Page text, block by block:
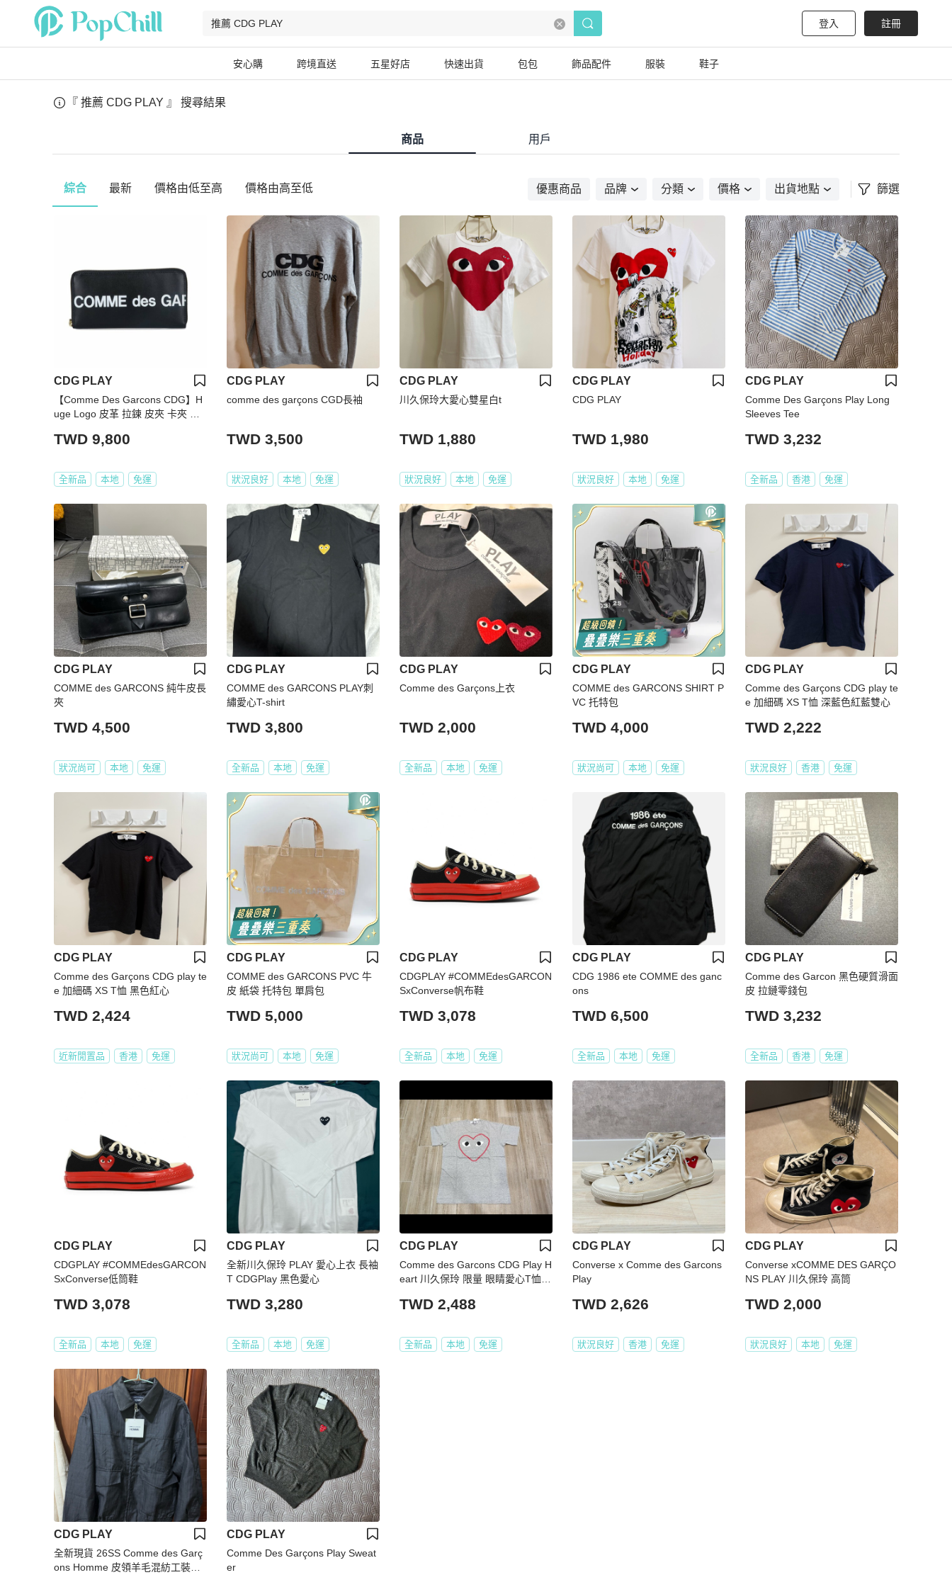
登入 註冊
安心購 跨境直送 五星好店 快速出貨 包包 飾品配件 服裝 鞋子
『 推薦 CDG PLAY 』 搜尋結果
商品 用戶
綜合 最新 價格由低至高 價格由高至低 優惠商品 品牌 分類 價格 出貨地點 篩選
CDG PLAY
【Comme Des Garcons CDG】H
uge Logo 皮革 拉鍊 皮夾 卡夾 零
TWD 9,800
全新品 本地 免運
CDG PLAY
comme des garçons CGD長袖
TWD 3,500
狀況良好 本地 免運
CDG PLAY
川久保玲大愛心雙星白t
TWD 1,880
狀況良好 本地 免運
CDG PLAY
CDG PLAY
TWD 1,980
狀況良好 本地 免運
CDG PLAY
Comme Des Garçons Play Long
Sleeves Tee
TWD 3,232
全新品 香港 免運
CDG PLAY
COMME des GARCONS 純牛皮長
夾
TWD 4,500
狀況尚可 本地 免運
CDG PLAY
COMME des GARCONS PLAY刺
繡愛心T-shirt
TWD 3,800
全新品 本地 免運
CDG PLAY
Comme des Garçons上衣
TWD 2,000
全新品 本地 免運
CDG PLAY
COMME des GARCONS SHIRT P
VC 托特包
TWD 4,000
狀況尚可 本地 免運
CDG PLAY
Comme des Garçons CDG play te
e 加細碼 XS T恤 深藍色紅藍雙心
TWD 2,222
狀況良好 香港 免運
CDG PLAY
Comme des Garçons CDG play te
e 加細碼 XS T恤 黑色紅心
TWD 2,424
近新閒置品 香港 免運
CDG PLAY
COMME des GARCONS PVC 牛
皮 紙袋 托特包 單肩包
TWD 5,000
狀況尚可 本地 免運
CDG PLAY
CDGPLAY #COMMEdesGARCON
SxConverse帆布鞋
TWD 3,078
全新品 本地 免運
CDG PLAY
CDG 1986 ete COMME des ganc
ons
TWD 6,500
全新品 本地 免運
CDG PLAY
Comme des Garcon 黑色硬質滑面
皮 拉鏈零錢包
TWD 3,232
全新品 香港 免運
CDG PLAY
CDGPLAY #COMMEdesGARCON
SxConverse低筒鞋
TWD 3,078
全新品 本地 免運
CDG PLAY
全新川久保玲 PLAY 愛心上衣 長袖
T CDGPlay 黑色愛心
TWD 3,280
全新品 本地 免運
CDG PLAY
Comme des Garcons CDG Play H
eart 川久保玲 限量 眼睛愛心T恤灰
TWD 2,488
全新品 本地 免運
CDG PLAY
Converse x Comme des Garcons
Play
TWD 2,626
狀況良好 香港 免運
CDG PLAY
Converse xCOMME DES GARÇO
NS PLAY 川久保玲 高筒
TWD 2,000
狀況良好 本地 免運
CDG PLAY
全新現貨 26SS Comme des Garç
ons Homme 皮領羊毛混紡工裝夾
CDG PLAY
Comme Des Garçons Play Sweat
er